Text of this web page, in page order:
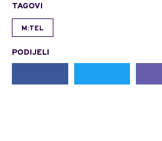
TAGOVI
M:TEL
PODIJELI